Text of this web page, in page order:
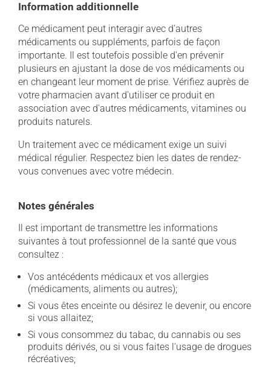
Information additionnelle
Ce médicament peut interagir avec d'autres
médicaments ou suppléments, parfois de façon
importante. Il est toutefois possible d'en prévenir
plusieurs en ajustant la dose de vos médicaments ou
en changeant leur moment de prise. Vérifiez auprès de
votre pharmacien avant d'utiliser ce produit en
association avec d'autres médicaments, vitamines ou
produits naturels.
Un traitement avec ce médicament exige un suivi
médical régulier. Respectez bien les dates de rendez-
vous convenues avec votre médecin.
Notes générales
Il est important de transmettre les informations
suivantes à tout professionnel de la santé que vous
consultez :
Vos antécédents médicaux et vos allergies
(médicaments, aliments ou autres);
Si vous êtes enceinte ou désirez le devenir, ou encore
si vous allaitez;
Si vous consommez du tabac, du cannabis ou ses
produits dérivés, ou si vous faites l'usage de drogues
récréatives;